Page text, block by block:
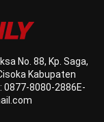
No. 88, Kp. Saga,
Kabupaten
0877-8080-2886E-